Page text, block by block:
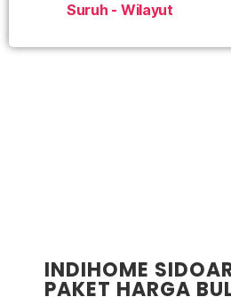
Suruh - Wilayut
INDIHOME
PAKET HARGA